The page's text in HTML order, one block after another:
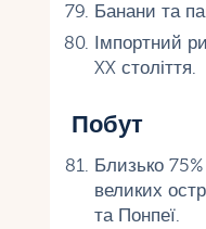
Банани та
Імпортний
XX століття.
Побут
Близько
великих
та Понпеї.